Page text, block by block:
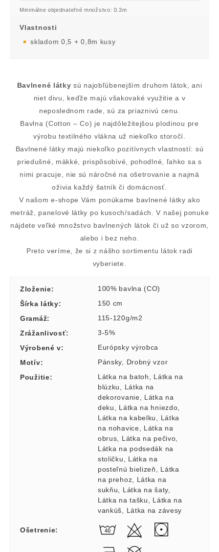
Minimálne objednateľné množstvo: 0.3m
Vlastnosti
skladom 0,5 + 0,8m kusy
Bavlnené látky sú najobľúbenejším druhom látok, ani
niet divu, keďže majú všakovaké využitie a v
neposlednom rade, sú za priaznivú cenu.
Bavlna (Cotton – Co) je najdôležitejšou plodinou pre
výrobu textilného vlákna už niekoľko storočí.
Bavlnené látky majú niekoľko pozitívnych vlastností: sú
priedušné, mäkké, prispôsobivé, pohodlné, ľahko sa s
nimi pracuje, nie sú náročné na ošetrovanie a najmä
oživia každý šatník či domácnosť.
V našom e-shope Vám ponúkame bavlnené látky ako
metráž, panelové látky po kusoch/sadách. V našej ponuke
nájdete veľké množstvo bavlnených látok či už so vzorom,
alebo i bez neho.
Preto veríme, že si z nášho sortimentu látok radi
vyberiete.
Zloženie:
100% bavlna (CO)
Šírka látky:
150 cm
Gramáž:
115-120g/m2
Zrážanlivosť:
3-5%
Výrobené v:
Európsky výrobca
Motív: Pánsky
Drobný vzor
Použitie: Látka na batoh
Látka na
blúzku
Látka na
dekorovanie
Látka na
deku
Látka na hniezdo
Látka na kabelku
Látka
na nohavice
Látka na
obrus
Látka na pečivo
Látka na podsedák na
stoličku
Látka na
posteľnú bielizeň
Látka
na prehoz
Látka na
sukňu
Látka na šaty,
Látka na tašku
Látka na
vankúš
Látka na závesy
Ošetrenie: